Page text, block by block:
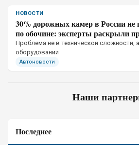
НОВОСТИ
30% дорожных камер в России не
по обочине: эксперты раскрыли
Проблема не в технической сложности,
оборудовании
Автоновости
Наши
Последнее